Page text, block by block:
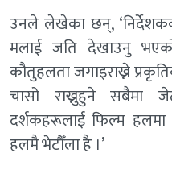
उनले लेखेका छन्,
मलाई जति देखाउनु
कौतुहलता जगाइराख्ने
चासो राख्नुहुने सबैमा
दर्शकहरूलाई फिल्म हलमा
हलमै भेटौँला है ।’